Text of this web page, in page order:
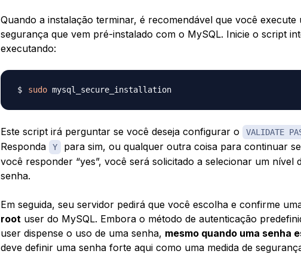
Quando a instalação terminar, é recomendável que você execute
segurança que vem pré-instalado com o MySQL. Inicie o script
executando:
sudo mysql_secure_installation
Este script irá perguntar se você deseja configurar o VALIDATE
Responda
Y
para sim, ou qualquer outra coisa para continuar
você responder “yes”, você será solicitado a selecionar um nível
senha.
Em seguida, seu servidor pedirá que você escolha e confirme
rootuser do MySQL. Embora o método de autenticação
user dispense o uso de uma senha, mesmo quando uma senha
deve definir uma senha forte aqui como uma medida de